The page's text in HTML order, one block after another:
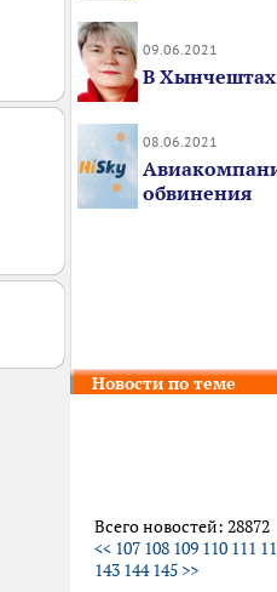
09.06.2021
В
08.06.2021
обвинения
Новости по теме
Всего новостей: 28872
<< 107 108 109 110 111
143 144 145 >>